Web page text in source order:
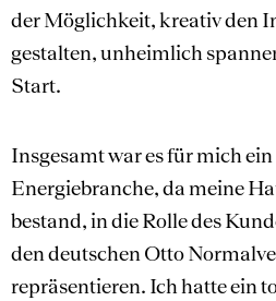
der Möglichkeit, kreativ den
gestalten, unheimlich
Start.
Insgesamt war es für mich
Energiebranche, da meine
bestand, in die Rolle des
den deutschen Otto
repräsentieren. Ich hatte ein